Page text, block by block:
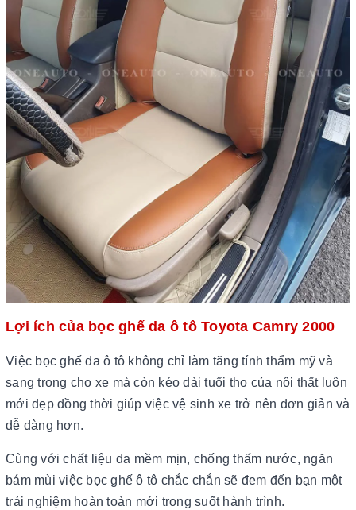
Lợi ích của bọc ghế da ô tô Toyota Camry 2000
Việc bọc ghế da ô tô không chỉ làm tăng tính thẩm mỹ và
sang trọng cho xe mà còn kéo dài tuổi thọ của nội thất luôn
mới đẹp đồng thời giúp việc vệ sinh xe trở nên đơn giản và
dễ dàng hơn.
Cùng với chất liệu da mềm mịn, chống thấm nước, ngăn
bám mùi việc bọc ghế ô tô chắc chắn sẽ đem đến bạn một
trải nghiệm hoàn toàn mới trong suốt hành trình.